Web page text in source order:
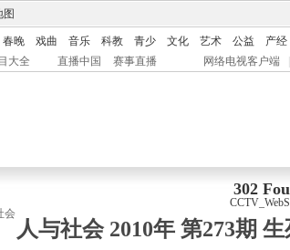
图
春晚 戏曲 音乐 科教 青少 文化 艺术 公益 产经
大全 直播中国 赛事直播 网络电视客户端
302
会
人与社会 2010年 第273期